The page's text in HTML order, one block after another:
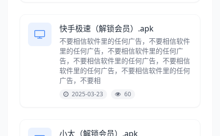
快手极速（解锁会员）.apk
不要相信软件里的任何广告，不要相信软件
里的任何广告，不要相信软件里的任何广
告，不要相信软件里的任何广告，不要相信
软件里的任何广告，不要相信软件里的任何
广告，不要相
2025-03-23 60
小太（解锁会员）.apk